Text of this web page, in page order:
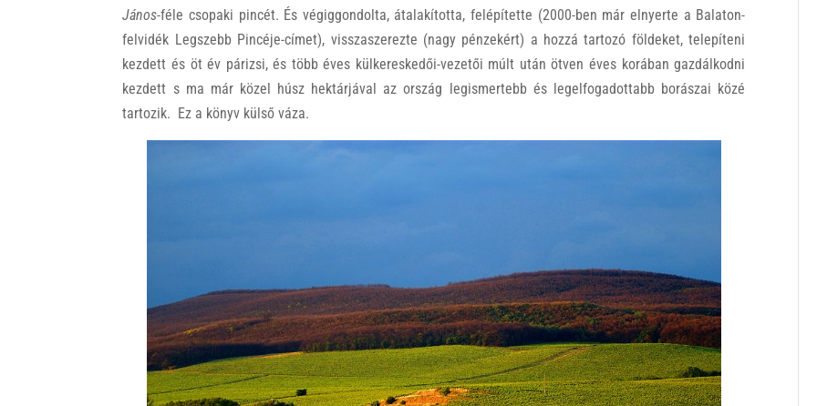
János-féle csopaki pincét. És végiggondolta, átalakította, felépítette (2000-ben már elnyerte a Balaton-
felvidék Legszebb Pincéje-címet), visszaszerezte (nagy pénzekért) a hozzá tartozó földeket, telepíteni
kezdett és öt év párizsi, és több éves külkereskedői-vezetői múlt után ötven éves korában gazdálkodni
kezdett s ma már közel húsz hektárjával az ország legismertebb és legelfogadottabb borászai közé
tartozik. Ez a könyv külső váza.